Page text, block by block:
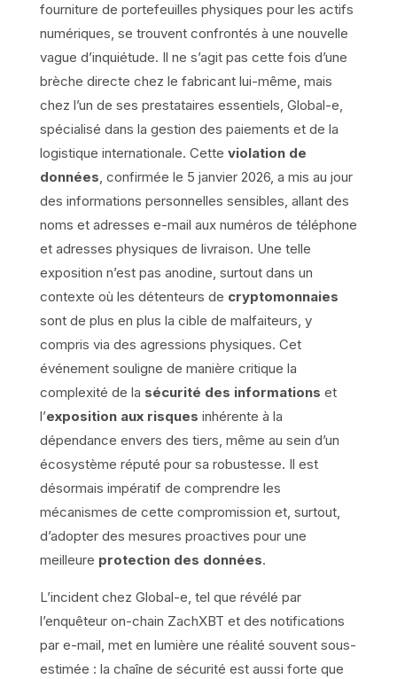
fourniture de portefeuilles physiques pour les actifs
numériques, se trouvent confrontés à une nouvelle
vague d’inquiétude. Il ne s’agit pas cette fois d’une
brèche directe chez le fabricant lui-même, mais
chez l’un de ses prestataires essentiels, Global-e,
spécialisé dans la gestion des paiements et de la
logistique internationale. Cette violation de
données, confirmée le 5 janvier 2026, a mis au jour
des informations personnelles sensibles, allant des
noms et adresses e-mail aux numéros de téléphone
et adresses physiques de livraison. Une telle
exposition n’est pas anodine, surtout dans un
contexte où les détenteurs de cryptomonnaies
sont de plus en plus la cible de malfaiteurs, y
compris via des agressions physiques. Cet
événement souligne de manière critique la
complexité de la sécurité des informations et
l’exposition aux risques inhérente à la
dépendance envers des tiers, même au sein d’un
écosystème réputé pour sa robustesse. Il est
désormais impératif de comprendre les
mécanismes de cette compromission et, surtout,
d’adopter des mesures proactives pour une
meilleure protection des données.
L’incident chez Global-e, tel que révélé par
l’enquêteur on-chain ZachXBT et des notifications
par e-mail, met en lumière une réalité souvent sous-
estimée : la chaîne de sécurité est aussi forte que